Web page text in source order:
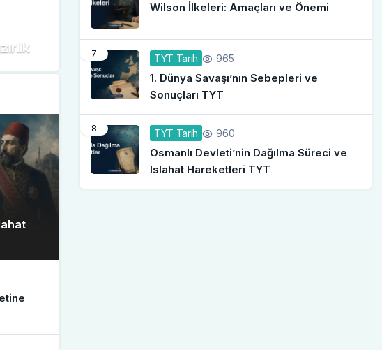
Wilson İlkeleri: Amaçları ve Önemi
7 TYT Tarih 965
1. Dünya Savaşı’nın Sebepleri ve
Sonuçları TYT
8 TYT Tarih 960
Osmanlı Devleti’nin Dağılma Süreci ve
Islahat Hareketleri TYT